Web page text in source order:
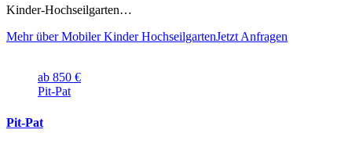
Kinder-Hochseilgarten…
Mehr über Mobiler Kinder HochseilgartenJetzt Anfragen
ab 850 €
Pit-Pat
Pit-Pat